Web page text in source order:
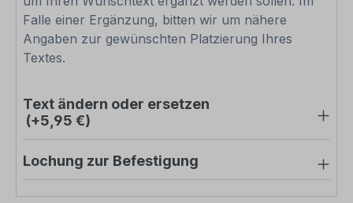
Falle einer Ergänzung, bitten wir um nähere
Angaben zur gewünschten Platzierung Ihres
Textes.
Text ändern oder ersetzen
(+5,95 €)
Lochung zur Befestigung